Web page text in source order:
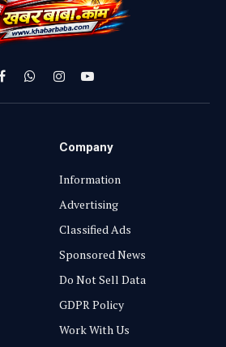
FacebookWhatsApp
InstagramYouTube
Company
Information
Advertising
Classified Ads
Sponsored News
Do Not Sell Data
GDPR Policy
Work With Us